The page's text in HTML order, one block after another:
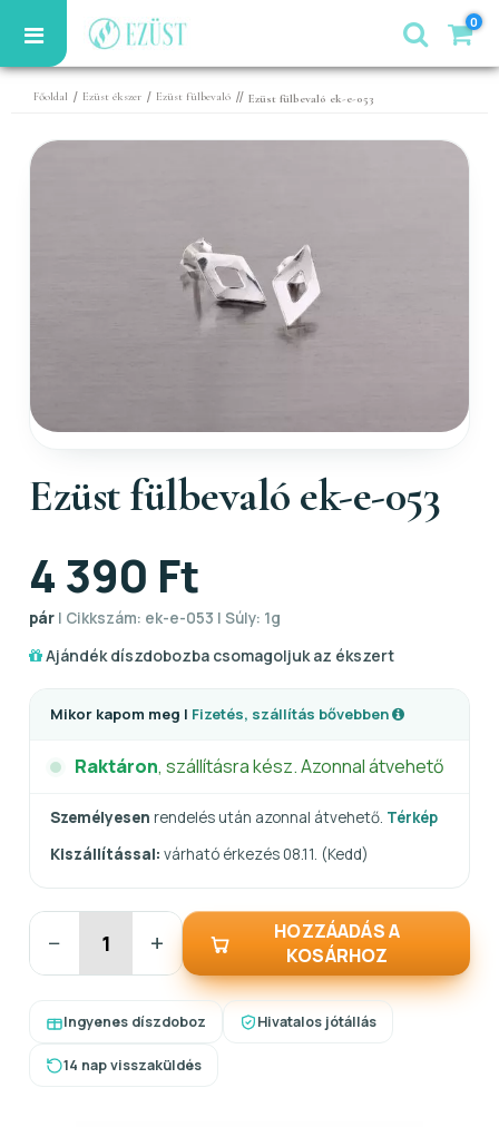
0
Főoldal / Ezüst ékszer / Ezüst fülbevaló // Ezüst fülbevaló ek-e-053
Ezüst fülbevaló ek-e-053
4 390 Ft
pár | Cikkszám: ek-e-053 | Súly: 1g
Ajándék díszdobozba csomagoljuk az ékszert
Mikor kapom meg | Fizetés, szállítás bővebben
Raktáron, szállításra kész. Azonnal átvehető
Személyesen rendelés után azonnal átvehető. Térkép
Kiszállítással: várható érkezés 08.11. (Kedd)
− +
HOZZÁADÁS A
KOSÁRHOZ
Ingyenes díszdoboz Hivatalos jótállás
14 nap visszaküldés